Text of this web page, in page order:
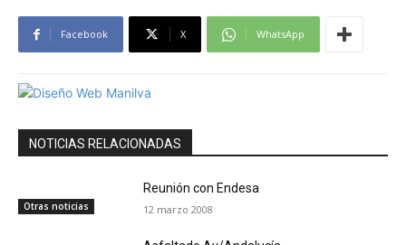
Facebook X WhatsApp
NOTICIAS RELACIONADAS
Otras noticias
Reunión con Endesa
12 marzo 2008